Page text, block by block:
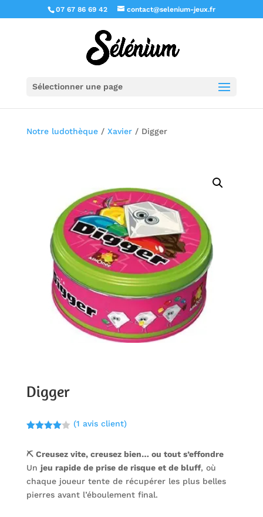
07 67 86 69 42 contact@selenium-jeux.fr
Sélectionner une page
Notre ludothèque/ Xavier/ Digger
Digger
basé
notation
client
(1 avis client)
⛏️ Creusez vite, creusez bien… ou tout s’effondre
Un jeu rapide de prise de risque et de bluff, où
chaque joueur tente de récupérer les plus belles
pierres avant l’éboulement final.